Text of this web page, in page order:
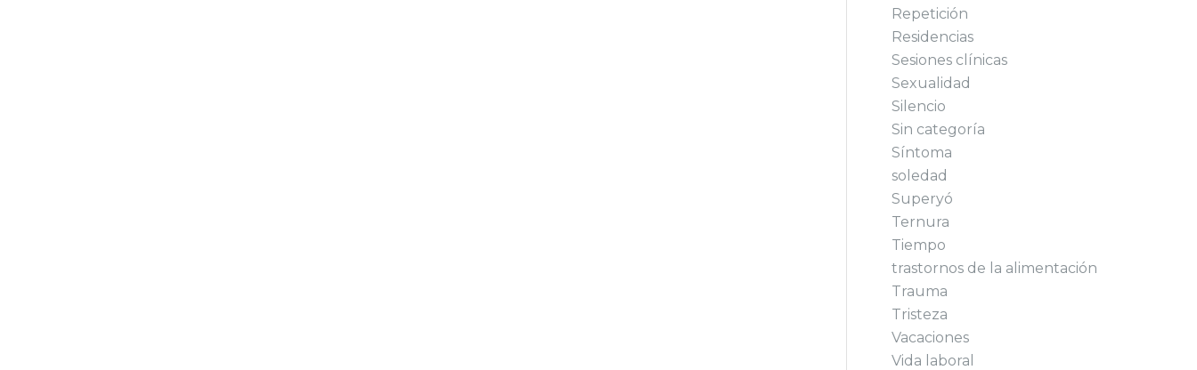
Repetición
Residencias
Sesiones clínicas
Sexualidad
Silencio
Sin categoría
Síntoma
soledad
Superyó
Ternura
Tiempo
trastornos de la alimentación
Trauma
Tristeza
Vacaciones
Vida laboral